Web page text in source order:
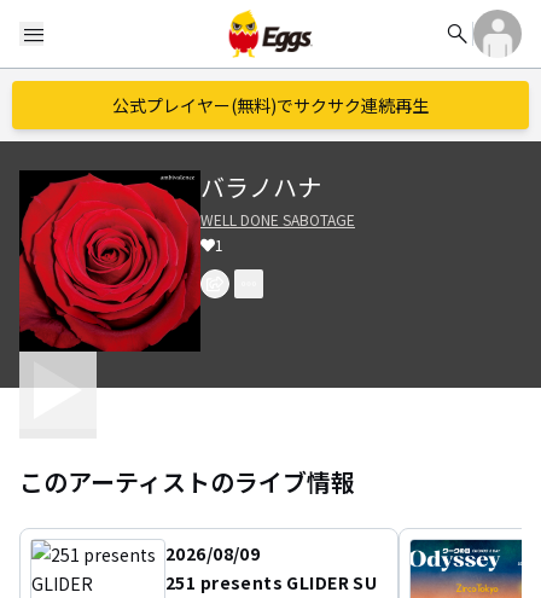
menu search
公式プレイヤー(無料)でサクサク連続再生
バラノハナ
WELL DONE SABOTAGE
1
このアーティストのライブ情報
2026/08/09
251 presents GLIDER SU